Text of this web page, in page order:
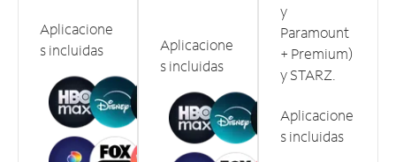
Aplicacione
s incluidas
Aplicacione
s incluidas
y
Paramount
+ Premium)
y STARZ.
Aplicacione
s incluidas